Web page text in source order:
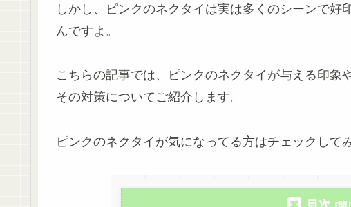
しかし、ピンクのネクタイは実は多くのシーンで好
んですよ。
こちらの記事では、ピンクのネクタイが与える印象
その対策についてご紹介します。
ピンクのネクタイが気になってる方はチェックして